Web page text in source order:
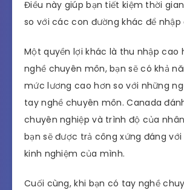
Điều này giúp bạn tiết kiệm thời
so với các con đường khác để nhập
Một quyền lợi khác là thu nhập cao
nghề chuyên môn, bạn sẽ có khả
mức lương cao hơn so với những
tay nghề chuyên môn. Canada
chuyên nghiệp và trình độ của
bạn sẽ được trả công xứng đáng với
kinh nghiệm của mình.
Cuối cùng, khi bạn có tay nghề